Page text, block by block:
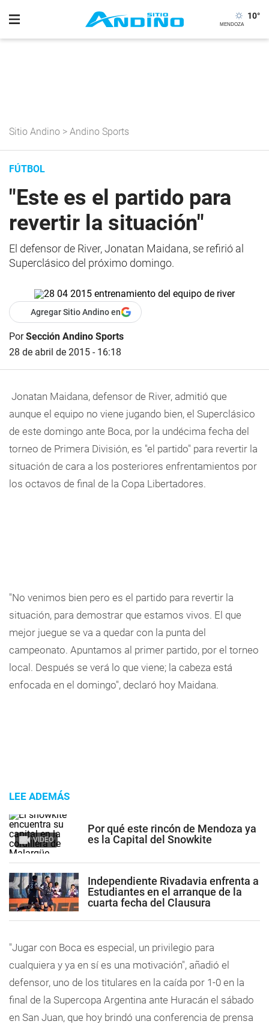
10°
Sitio Andino > Andino Sports
FÚTBOL
"Este es el partido para
revertir la situación"
El defensor de River, Jonatan Maidana, se refirió al
Superclásico del próximo domingo.
Agregar Sitio Andino en
PorSección Andino Sports
28 de abril de 2015 - 16:18
Jonatan Maidana, defensor de River, admitió que
aunque el equipo no viene jugando bien, el Superclásico
de este domingo ante Boca, por la undécima fecha del
torneo de Primera División, es "el partido" para revertir la
situación de cara a los posteriores enfrentamientos por
los octavos de final de la Copa Libertadores.
"No venimos bien pero es el partido para revertir la
situación, para demostrar que estamos vivos. El que
mejor juegue se va a quedar con la punta del
campeonato. Apuntamos al primer partido, por el torneo
local. Después se verá lo que viene; la cabeza está
enfocada en el domingo", declaró hoy Maidana.
LEE ADEMÁS
VIDEO
Por qué este rincón de Mendoza ya
es la Capital del Snowkite
Independiente Rivadavia enfrenta a
Estudiantes en el arranque de la
cuarta fecha del Clausura
"Jugar con Boca es especial, un privilegio para
cualquiera y ya en sí es una motivación", añadió el
defensor, uno de los titulares en la caída por 1-0 en la
final de la Supercopa Argentina ante Huracán el sábado
en San Juan, que hoy brindó una conferencia de prensa